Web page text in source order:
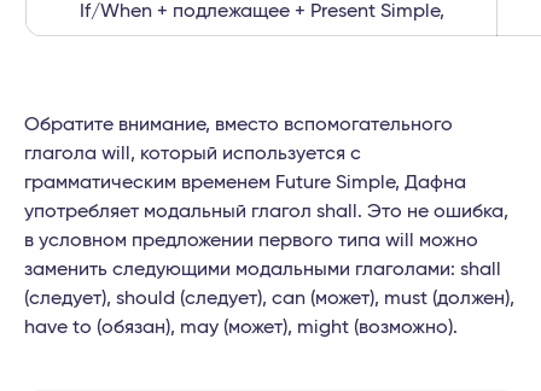
If/When + подлежащее + Present Simple,
Обратите внимание, вместо вспомогательного
глагола will, который используется с
грамматическим временем Future Simple, Дафна
употребляет модальный глагол shall. Это не ошибка,
в условном предложении первого типа will можно
заменить следующими модальными глаголами: shall
(следует), should (следует), can (может), must (должен),
have to (обязан), may (может), might (возможно).